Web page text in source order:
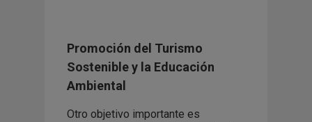
Promoción del Turismo
Sostenible y la Educación
Ambiental
Otro objetivo importante es